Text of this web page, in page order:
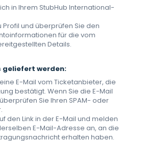
in Ihrem StubHub International-
Profil und überprüfen Sie den
für die vom
Details.
geliefert werden:
E-Mail vom Ticketanbieter, die
bestätigt. Wenn Sie die E-Mail
Sie Ihren SPAM- oder
den Link in der E-Mail und melden
E-Mail-Adresse an, an die
erhalten haben.